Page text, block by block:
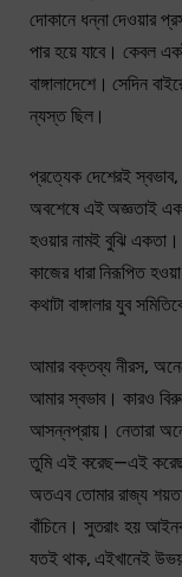
দোকানে ধন্না দেওয়ার
পার হয়ে যাবে। কেবল
বাঙ্গালাদেশে। সেদিন
ন্যস্ত ছিল।
প্রত্যেক দেশেরই
অবশেষে এই অজ্ঞতাই
হওয়ার নামই বুঝি
কাজের ধারা নিরূপিত
কথাটা বাঙ্গালার যুব
আমার বক্তব্য নীরস,
আমার স্বভাব। কারও
আসন্নপ্রায়। নেতারা
তুমি এই করেছ—এই
অতএব তোমার রাজ্য
বাঁচিনে। সুতরাং হয়
যতই থাক, এইখানেই উভয়